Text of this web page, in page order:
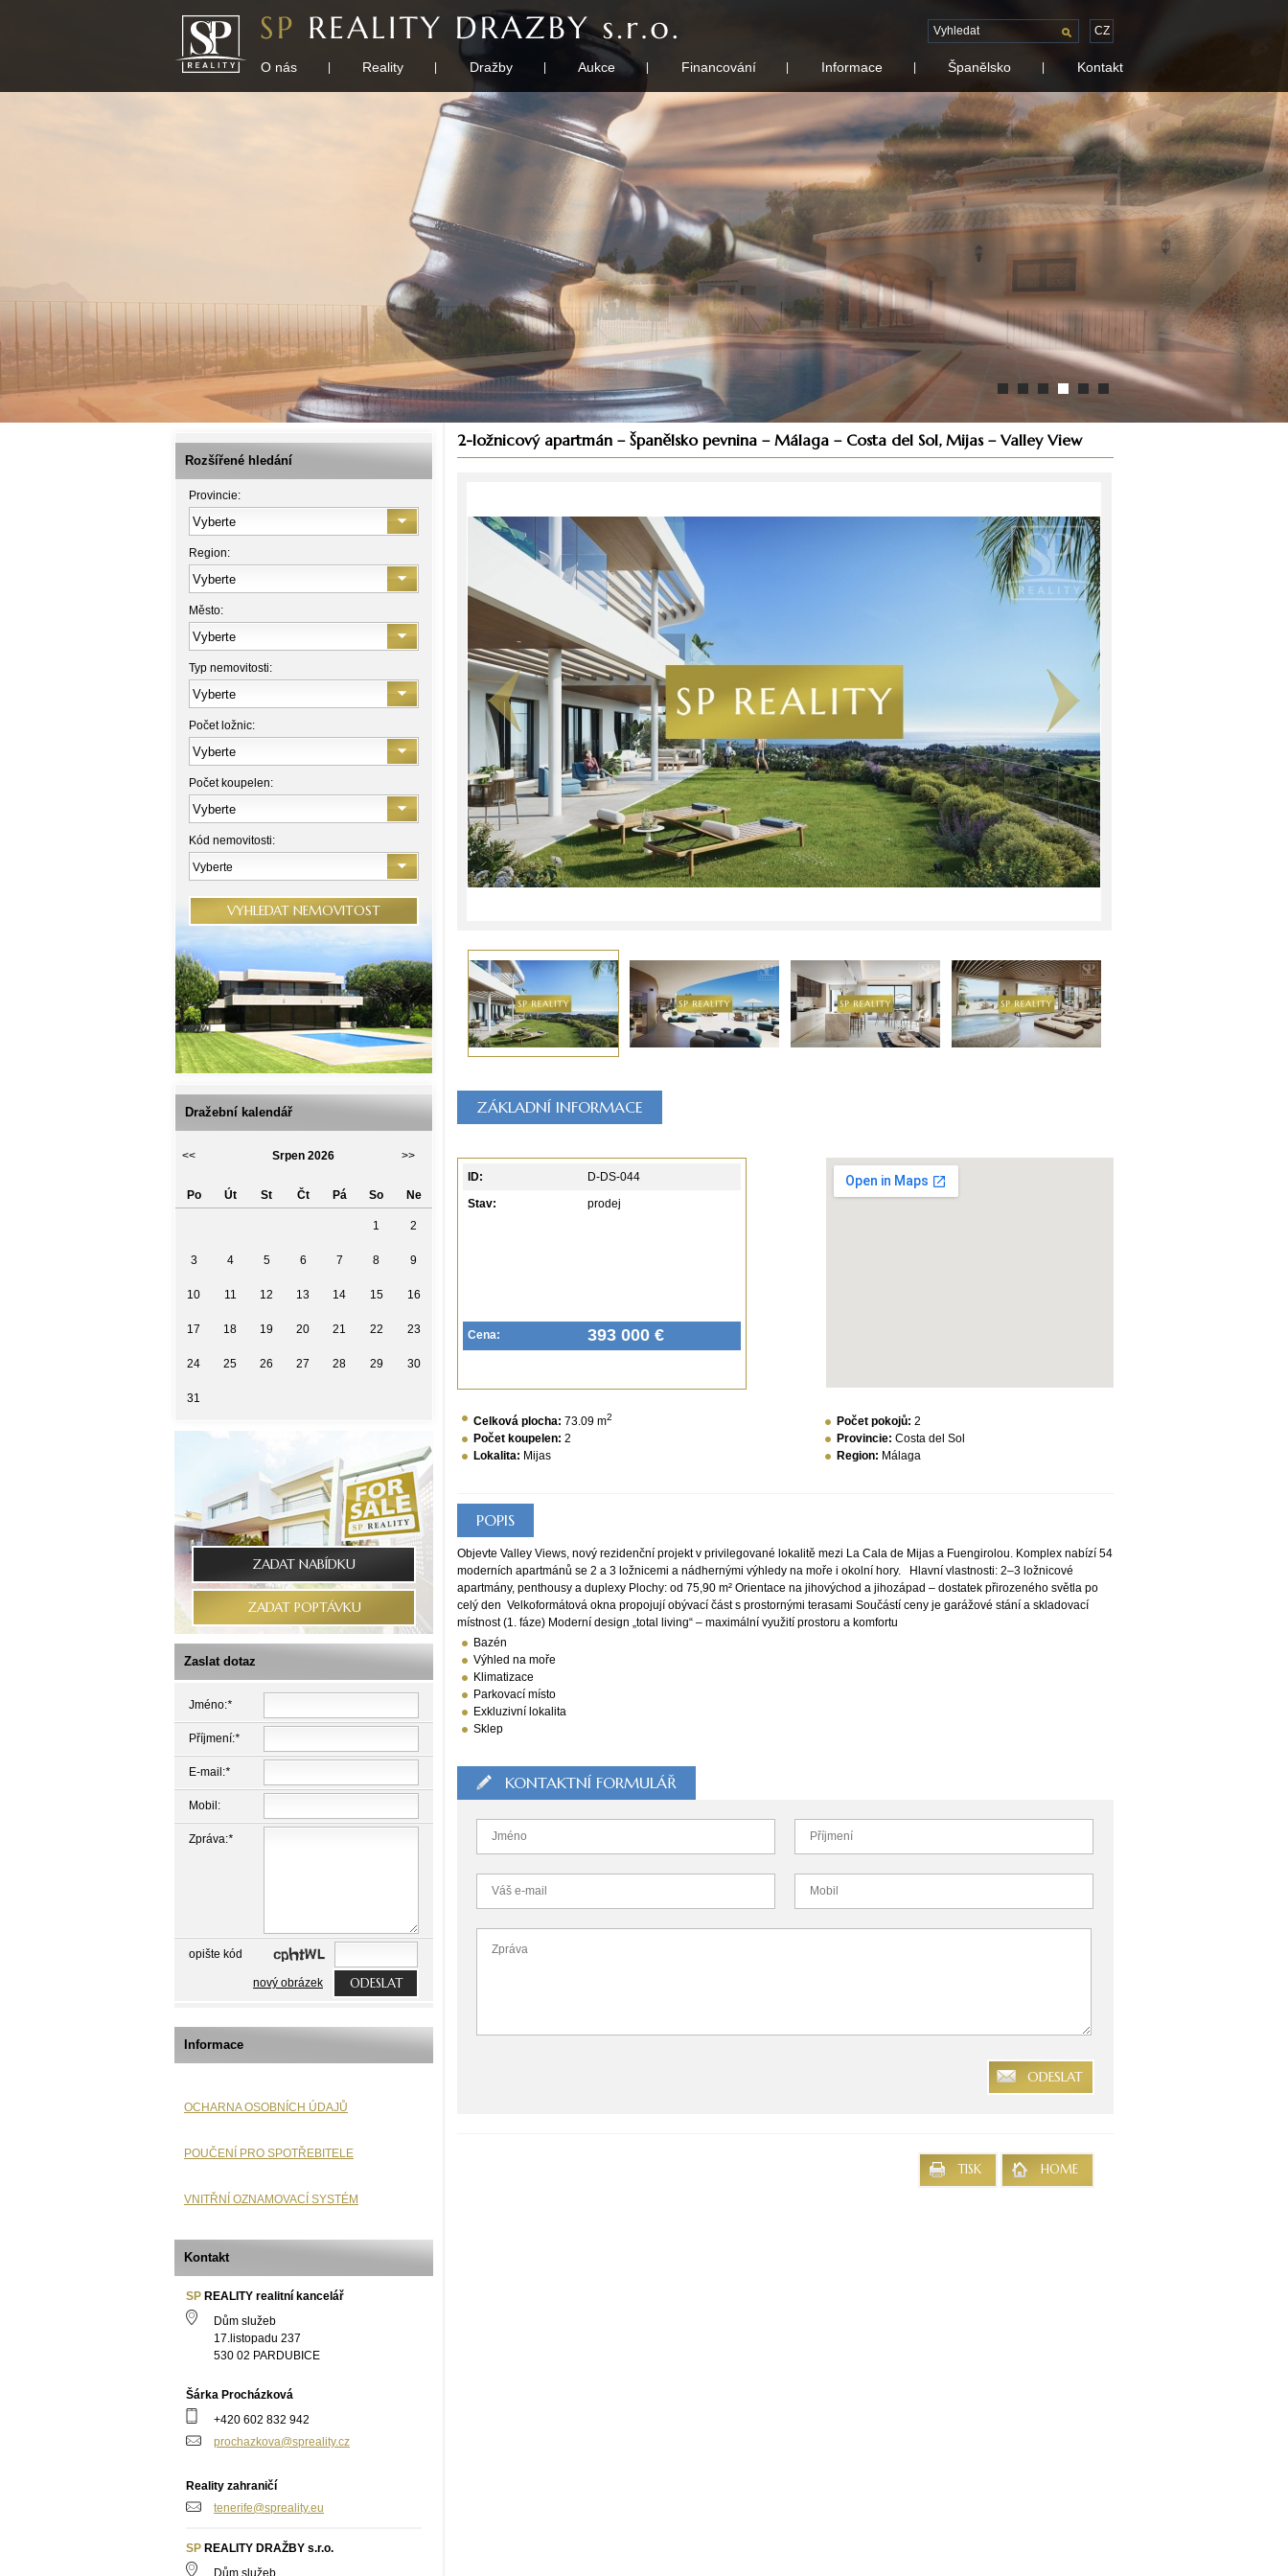
CZ
O nás Reality Dražby Aukce Financování Informace Španělsko Kontakt
Rozšířené hledání
Provincie:
Region:
Město:
Typ nemovitosti:
Počet ložnic:
Počet koupelen:
Kód nemovitosti:
Vyberte
VYHLEDAT NEMOVITOST
Dražební kalendář
<< Srpen 2026 >>
Po Út St Čt Pá So Ne
1 2
3 4 5 6 7 8 9
10 11 12 13 14 15 16
17 18 19 20 21 22 23
24 25 26 27 28 29 30
31
ZADAT NABÍDKU
ZADAT POPTÁVKU
Zaslat dotaz
Jméno:*
Příjmení:*
E-mail:*
Mobil:
Zpráva:*
opište kód
nový obrázek ODESLAT
Informace
OCHARNA OSOBNÍCH ÚDAJŮ
POUČENÍ PRO SPOTŘEBITELE
VNITŘNÍ OZNAMOVACÍ SYSTÉM
Kontakt
SP REALITY realitní kancelář
Dům služeb
17.listopadu 237
530 02 PARDUBICE
Šárka Procházková
+420 602 832 942
prochazkova@spreality.cz
Reality zahraničí
tenerife@spreality.eu
SP REALITY DRAŽBY s.r.o.
Dům služeb
2-ložnicový apartmán – Španělsko pevnina – Málaga – Costa del Sol, Mijas – Valley View
ZÁKLADNÍ INFORMACE
ID: D-DS-044
Stav: prodej
Cena: 393 000 €
Celková plocha: 73.09 m2 Počet pokojů: 2
Počet koupelen: 2 Provincie: Costa del Sol
Lokalita: Mijas Region: Málaga
POPIS
Objevte Valley Views, nový rezidenční projekt v privilegované lokalitě mezi La Cala de Mijas a Fuengirolou. Komplex nabízí 54
moderních apartmánů se 2 a 3 ložnicemi a nádhernými výhledy na moře i okolní hory. Hlavní vlastnosti: 2–3 ložnicové
apartmány, penthousy a duplexy Plochy: od 75,90 m² Orientace na jihovýchod a jihozápad – dostatek přirozeného světla po
celý den Velkoformátová okna propojují obývací část s prostornými terasami Součástí ceny je garážové stání a skladovací
místnost (1. fáze) Moderní design „total living“ – maximální využití prostoru a komfortu
Bazén
Výhled na moře
Klimatizace
Parkovací místo
Exkluzivní lokalita
Sklep
KONTAKTNÍ FORMULÁŘ
ODESLAT
TISK HOME